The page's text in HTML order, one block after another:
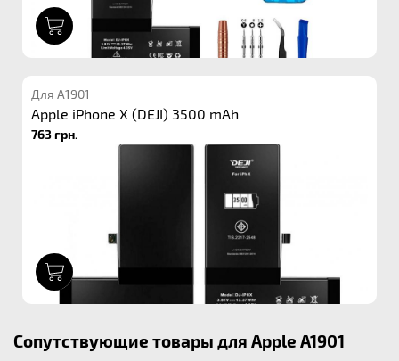
Для A1901
Apple iPhone X (DEJI) 3500 mAh
763 грн.
Сопутствующие товары для Apple A1901